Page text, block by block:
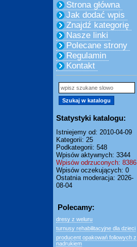
Strona główna
Jak dodać wpis
Znajdź kategorię
Nasze linki
Polecane strony
Regulamin
Kontakt
Statystyki katalogu:
Istniejemy od: 2010-04-09
Kategorii: 25
Podkategorii: 548
Wpisów aktywnych: 3344
Wpisów odrzuconych: 8386
Wpisów oczekujących: 0
Ostatnia moderacja: 2026-
08-04
Polecamy:
dresy z weluru
turnusy rehabilitacyjne dla dzieci
producent opakowań foliowych z
nadrukiem